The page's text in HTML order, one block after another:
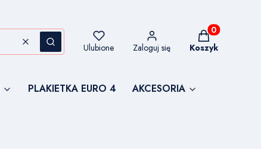
WyczyśćSzukaj Ulubione Zaloguj się
Produkty w
Koszyk
PLAKIETKA EURO 4 AKCESORIA